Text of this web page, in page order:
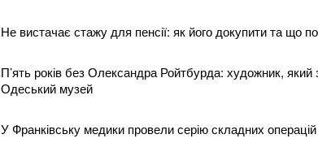
Не вистачає стажу для пенсії: як його докупити та що
П’ять років без Олександра Ройтбурда: художник, який
Одеський музей
У Франківську медики провели серію складних операцій